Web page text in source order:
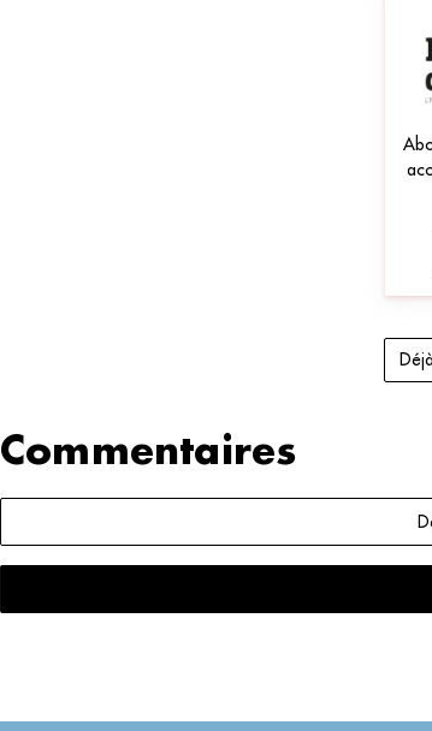
Commentaires